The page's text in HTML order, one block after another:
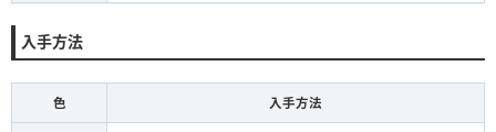
入手方法
色 入手方法